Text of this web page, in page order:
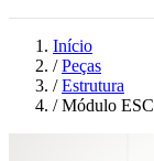
Início
/ Peças
/ Estrutura
/ Módulo ESC